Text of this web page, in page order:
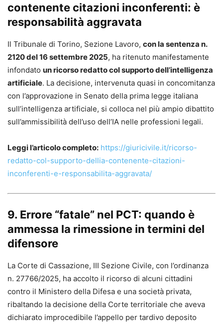
contenente citazioni inconferenti: è
responsabilità aggravata
Il Tribunale di Torino, Sezione Lavoro, con la sentenza n.
2120 del 16 settembre 2025, ha ritenuto manifestamente
infondato un ricorso redatto col supporto dell’intelligenza
artificiale. La decisione, intervenuta quasi in concomitanza
con l’approvazione in Senato della prima legge italiana
sull’intelligenza artificiale, si colloca nel più ampio dibattito
sull’ammissibilità dell’uso dell’IA nelle professioni legali.
Leggi l’articolo completo: https://giuricivile.it/ricorso-
redatto-col-supporto-dellia-contenente-citazioni-
inconferenti-e-responsabilita-aggravata/
9. Errore “fatale” nel PCT: quando è
ammessa la rimessione in termini del
difensore
La Corte di Cassazione, III Sezione Civile, con l’ordinanza
n. 27766/2025, ha accolto il ricorso di alcuni cittadini
contro il Ministero della Difesa e una società privata,
ribaltando la decisione della Corte territoriale che aveva
dichiarato improcedibile l’appello per tardivo deposito